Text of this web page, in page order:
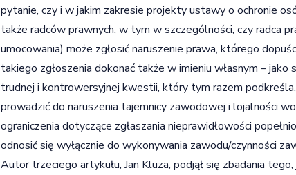
pytanie, czy i w jakim zakresie projekty ustawy o ochronie
także radców prawnych, w tym w szczególności, czy radca
umocowania) może zgłosić naruszenie prawa, którego
takiego zgłoszenia dokonać także w imieniu własnym –
trudnej i kontrowersyjnej kwestii, który tym razem
prowadzić do naruszenia tajemnicy zawodowej i lojalności
ograniczenia dotyczące zgłaszania nieprawidłowości
odnosić się wyłącznie do wykonywania zawodu/czynności
Autor trzeciego artykułu, Jan Kluza, podjął się zbadania